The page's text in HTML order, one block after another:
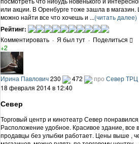
или акции. В Оренбурге тоже зашла в
можно найти все что хочешь и ...(читать далее)
Рейтинг:
Комментировать · Я был тут · Поделиться
+2
Ирина Павлович230 472 про Север ТРЦ
18 февраля 2014 в 12:40
Север
Торговый центр и кинотеатр Север
Расположение удобное. Красивое здание, все
продавцы без улыбки работает. Цены выше ,